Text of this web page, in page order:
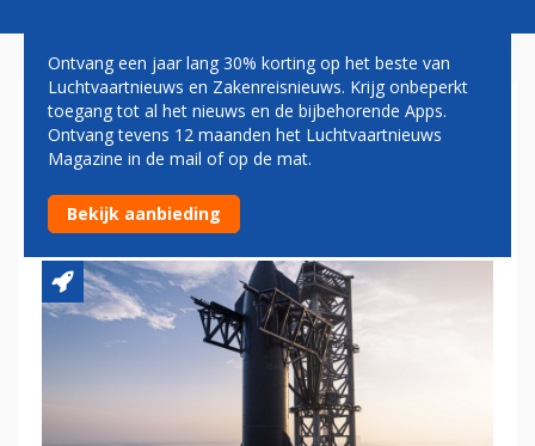
RAKET STARSHIP VAN
SPACEX SUCCESVOL
GELANCEERD
Ontvang een jaar lang 30% korting op het beste van
Luchtvaartnieuws en Zakenreisnieuws. Krijg onbeperkt
toegang tot al het nieuws en de bijbehorende Apps.
Ontvang tevens 12 maanden het Luchtvaartnieuws
Magazine in de mail of op de mat.
Bekijk aanbieding